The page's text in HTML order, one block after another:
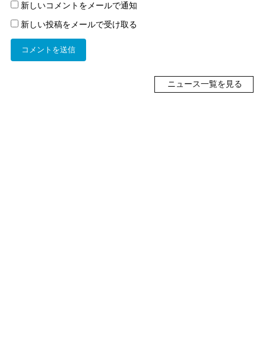
新しいコメントをメールで通知
新しい投稿をメールで受け取る
ニュース一覧を見る